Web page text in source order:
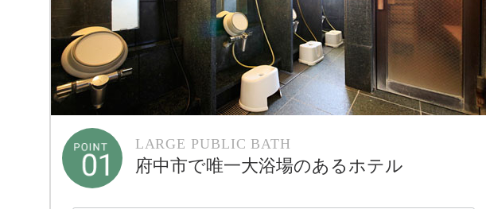
LARGE PUBLIC BATH
府中市で唯一大浴場のあるホテル